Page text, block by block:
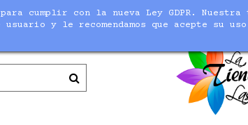
cumplir con la nueva Ley GDPR.
y le recomendamos que acepte su
necesario para hacer realidad tus